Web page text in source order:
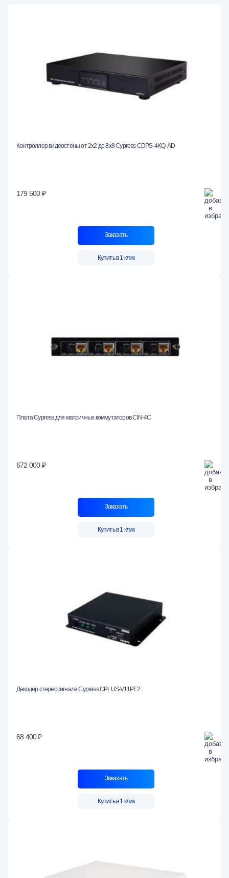
Контроллер видеостены от 2х2 до 8х8 Cypress CDPS-4KQ-AD
179 500 ₽
Заказать
Купить в 1 клик
Плата Cypress для матричных коммутаторов CIN-4C
672 000 ₽
Заказать
Купить в 1 клик
Декодер стереосигнала Cypress CPLUS-V11PE2
68 400 ₽
Заказать
Купить в 1 клик